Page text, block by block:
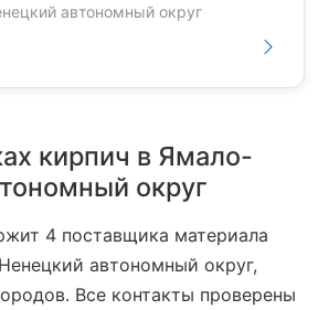
автономный округ
кирпич в Ямало-
округ
4 поставщика материала
автономный округ,
Все контакты проверены